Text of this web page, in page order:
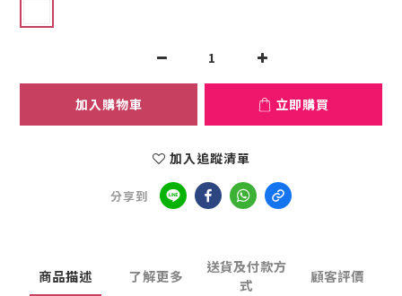
加入購物車 立即購買
加入追蹤清單
分享到
商品描述 了解更多
送貨及付款方
式
顧客評價